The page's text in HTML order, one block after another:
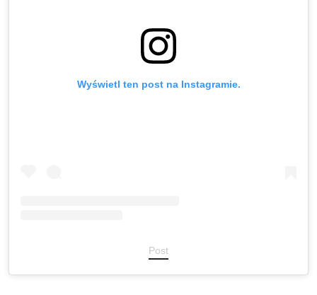
Wyświetl ten post na Instagramie.
Post